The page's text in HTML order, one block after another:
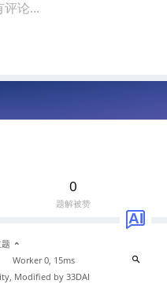
评论...
0
题解被赞
Worker 0, 15ms
Modified by 33DAI
AI